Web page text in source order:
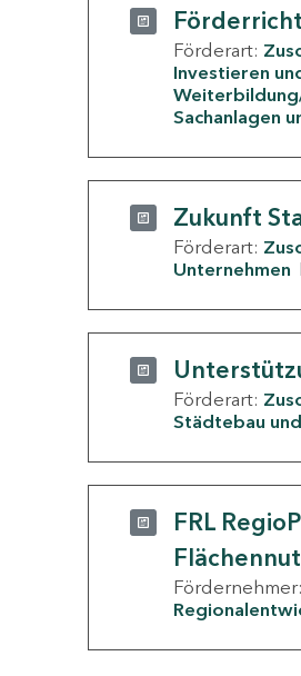
Förderart:
Investieren
Sachanlagen
Zukunft
Förderart:
Unternehmen
Förderart:
Städtebau
FRL
Fördernehmer: